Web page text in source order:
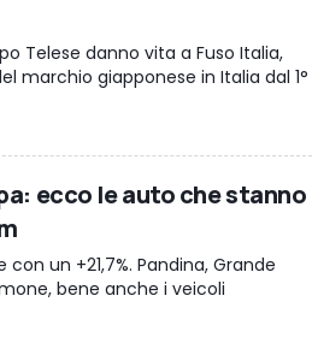
Telese danno vita a Fuso Italia,
marchio giapponese in Italia dal 1°
ecco le auto che stanno
un +21,7%. Pandina, Grande
bene anche i veicoli